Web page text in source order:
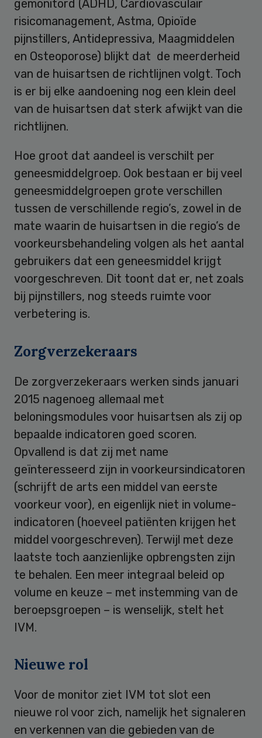
gemonitord (ADHD, Cardiovasculair
risicomanagement, Astma, Opioïde
pijnstillers, Antidepressiva, Maagmiddelen
en Osteoporose) blijkt dat de meerderheid
van de huisartsen de richtlijnen volgt. Toch
is er bij elke aandoening nog een klein deel
van de huisartsen dat sterk afwijkt van die
richtlijnen.
Hoe groot dat aandeel is verschilt per
geneesmiddelgroep. Ook bestaan er bij veel
geneesmiddelgroepen grote verschillen
tussen de verschillende regio’s, zowel in de
mate waarin de huisartsen in die regio’s de
voorkeursbehandeling volgen als het aantal
gebruikers dat een geneesmiddel krijgt
voorgeschreven. Dit toont dat er, net zoals
bij pijnstillers, nog steeds ruimte voor
verbetering is.
Zorgverzekeraars
De zorgverzekeraars werken sinds januari
2015 nagenoeg allemaal met
beloningsmodules voor huisartsen als zij op
bepaalde indicatoren goed scoren.
Opvallend is dat zij met name
geïnteresseerd zijn in voorkeursindicatoren
(schrijft de arts een middel van eerste
voorkeur voor), en eigenlijk niet in volume-
indicatoren (hoeveel patiënten krijgen het
middel voorgeschreven). Terwijl met deze
laatste toch aanzienlijke opbrengsten zijn
te behalen. Een meer integraal beleid op
volume en keuze – met instemming van de
beroepsgroepen – is wenselijk, stelt het
IVM.
Nieuwe rol
Voor de monitor ziet IVM tot slot een
nieuwe rol voor zich, namelijk het signaleren
en verkennen van die gebieden van de